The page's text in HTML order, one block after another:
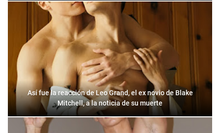
Así fue la reacción de Leo Grand, el ex novio de Blake
Mitchell, a la noticia de su muerte